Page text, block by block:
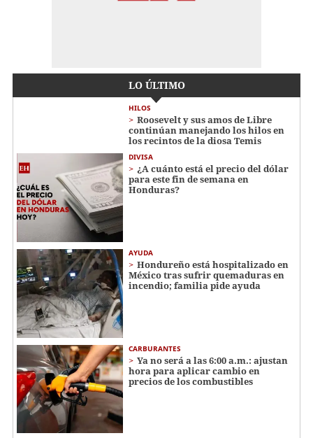
LO ÚLTIMO
HILOS
Roosevelt y sus amos de Libre
continúan manejando los hilos en
los recintos de la diosa Temis
DIVISA
¿A cuánto está el precio del dólar
para este fin de semana en
Honduras?
AYUDA
Hondureño está hospitalizado en
México tras sufrir quemaduras en
incendio; familia pide ayuda
CARBURANTES
Ya no será a las 6:00 a.m.: ajustan
hora para aplicar cambio en
precios de los combustibles